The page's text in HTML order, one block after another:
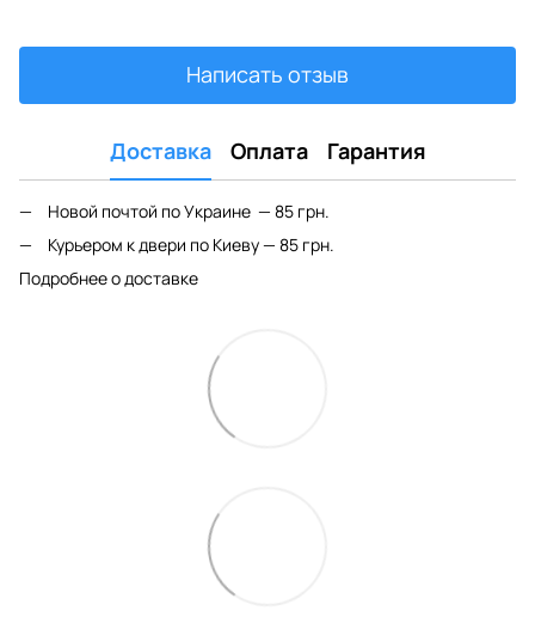
Написать отзыв
Доставка Оплата Гарантия
Новой почтой по Украине — 85 грн.
Курьером к двери по Киеву — 85 грн.
Подробнее о доставке